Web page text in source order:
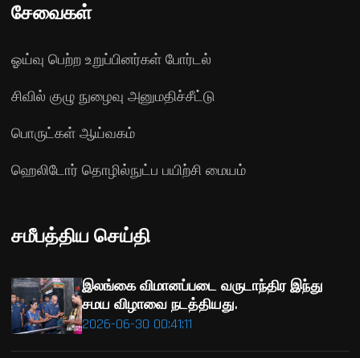
சேவைகள்
ஓய்வு பெற்ற உறுப்பினர்கள் போர்டல்
சிவில் குழு நுழைவு அனுமதிச்சீட்டு
பொருட்கள் ஆய்வகம்
ஹெலிடோர் தொழில்நுட்ப பயிற்சி மையம்
சமீபத்திய செய்தி
2026-06-30 00:41:11
இலங்கை விமானப்படை வருடாந்திர இந்து
சமய விழாவை நடத்தியது.